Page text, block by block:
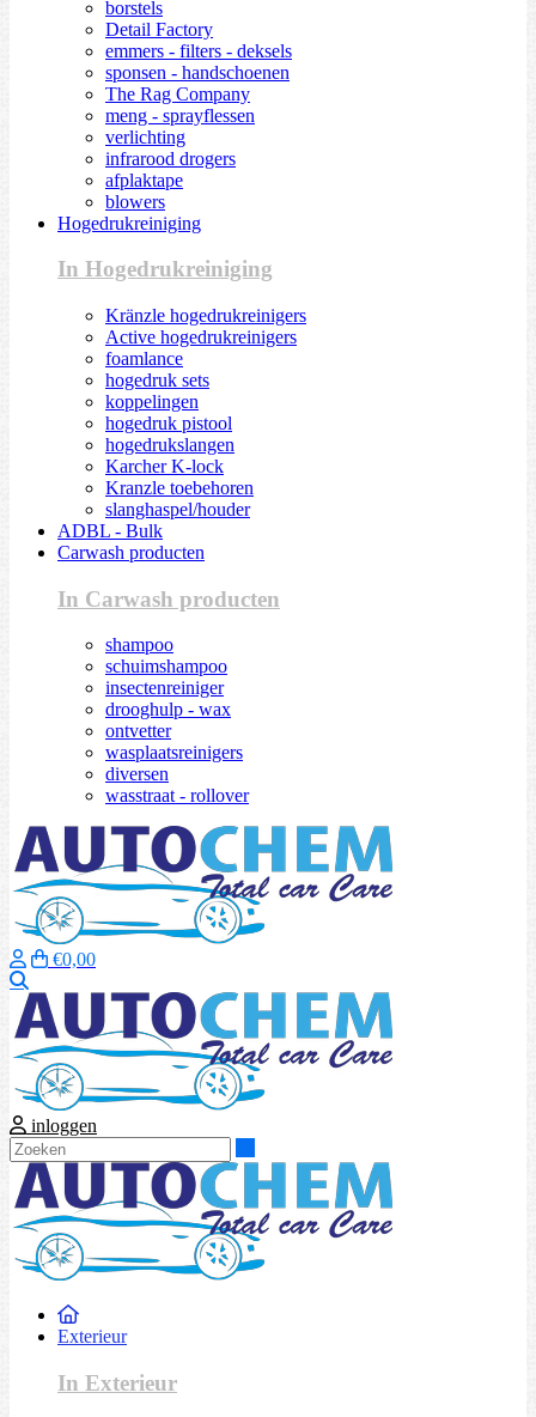
borstels
Detail Factory
emmers - filters - deksels
sponsen - handschoenen
The Rag Company
meng - sprayflessen
verlichting
infrarood drogers
afplaktape
blowers
Hogedrukreiniging
In Hogedrukreiniging
Kränzle hogedrukreinigers
Active hogedrukreinigers
foamlance
hogedruk sets
koppelingen
hogedruk pistool
hogedrukslangen
Karcher K-lock
Kranzle toebehoren
slanghaspel/houder
ADBL - Bulk
Carwash producten
In Carwash producten
shampoo
schuimshampoo
insectenreiniger
drooghulp - wax
ontvetter
wasplaatsreinigers
diversen
wasstraat - rollover
€0,00
inloggen
Exterieur
In Exterieur